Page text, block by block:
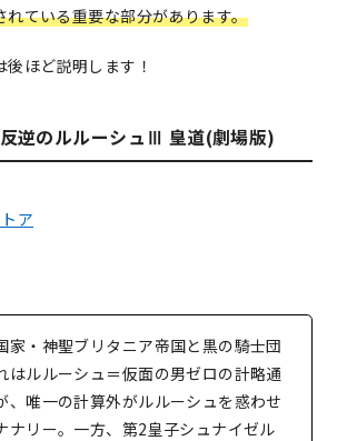
れている重要な部分があります。
ほど説明します！
逆のルルーシュⅢ 皇道(劇場版)
ア
家・神聖ブリタニア帝国と黒の騎士団
はルルーシュ＝仮面の男ゼロの計略通
、唯一の計算外がルルーシュを惑わせ
ナリー。一方、第2皇子シュナイゼル